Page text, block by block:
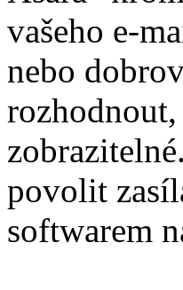
vašeho e-
nebo
povolit
softwarem